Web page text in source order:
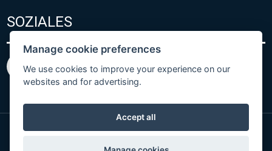
SOZIALES
© Copyright 2026 COMET SYSTEM, s.r.o. | Webdesign
Manage cookie preferences
We use cookies to improve your experience on our
websites and for advertising.
Accept all